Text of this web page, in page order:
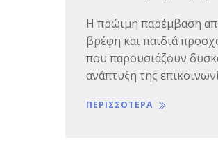
Η πρώιμη παρέμβαση
βρέφη και παιδιά
που παρουσιάζουν
ανάπτυξη της
ΠΕΡΙΣΣΟΤΕΡΑ